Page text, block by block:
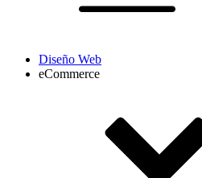
Diseño Web
eCommerce